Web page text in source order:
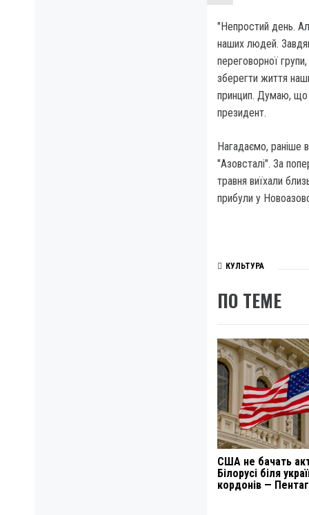
"Непростий день.
наших людей.
переговорної
зберегти життя
принцип. Думаю, що
президент.
Нагадаємо, раніше
"Азовсталі". За
травня виїхали
прибули у
КУЛЬТУРА
ПО ТЕМЕ
США не бачать
Білорусі біля
кордонів —